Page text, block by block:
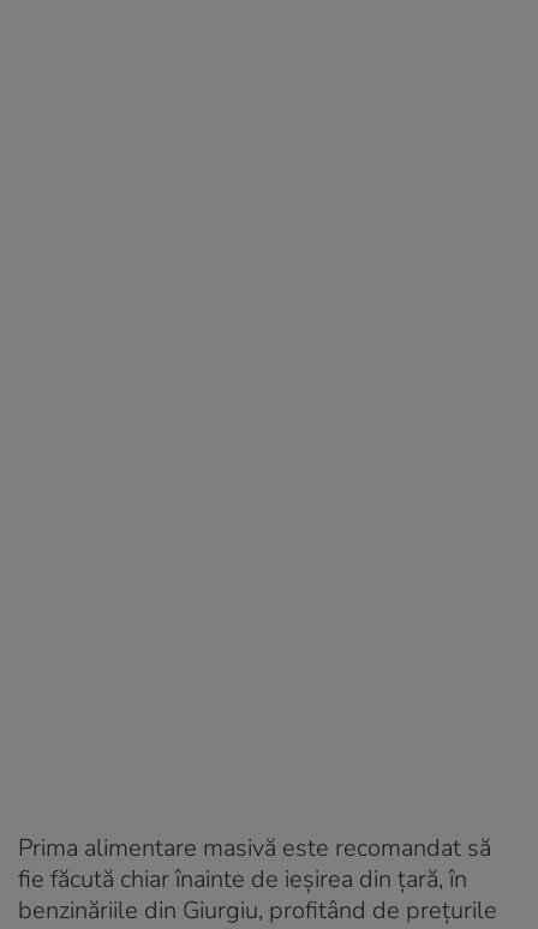
Prima alimentare masivă este recomandat să
fie făcută chiar înainte de ieșirea din țară, în
benzinăriile din Giurgiu, profitând de prețurile